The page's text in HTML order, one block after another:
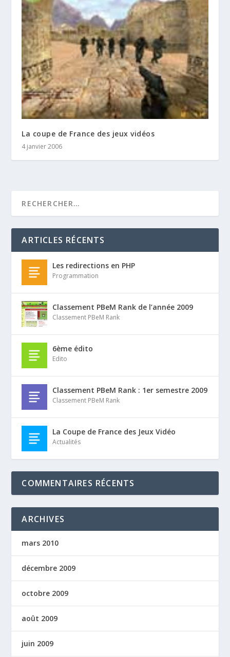
La coupe de France des jeux vidéos
4 janvier 2006
ARTICLES RÉCENTS
Les redirections en PHP
Programmation
Classement PBeM Rank de l’année 2009
Classement PBeM Rank
6ème édito
Edito
Classement PBeM Rank : 1er semestre 2009
Classement PBeM Rank
La Coupe de France des Jeux Vidéo
Actualités
COMMENTAIRES RÉCENTS
ARCHIVES
mars 2010
décembre 2009
octobre 2009
août 2009
juin 2009